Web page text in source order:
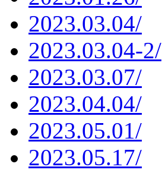
2023.03.04/
2023.03.04-2/
2023.03.07/
2023.04.04/
2023.05.01/
2023.05.17/